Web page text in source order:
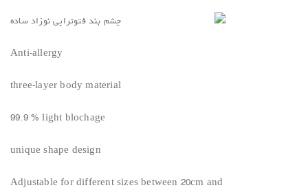
Anti-allergy
three-layer body material
99.9 % light blochage
unique shape design
Adjustable for different sizes between 20cm and